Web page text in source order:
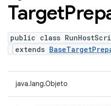
Target
public class
extends
java.lang.Objeto